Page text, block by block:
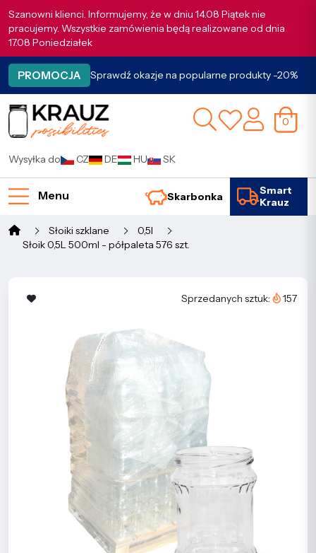
Szanowni klienci. Informujemy, że w dniu 14.08 Piątek nie
pracujemy. Wszystkie zamówienia będą realizowane od dnia
17.08 Poniedziałek
PROMOCJA Sprawdź okazje na popularne produkty -20%
0
Wysyłka do CZ DE HU SK
Menu Skarbonka
Smart
Krauz
Słoiki szklane
0,5l
Słoik 0,5L 500ml - półpaleta 576 szt.
Sprzedanych sztuk: 157